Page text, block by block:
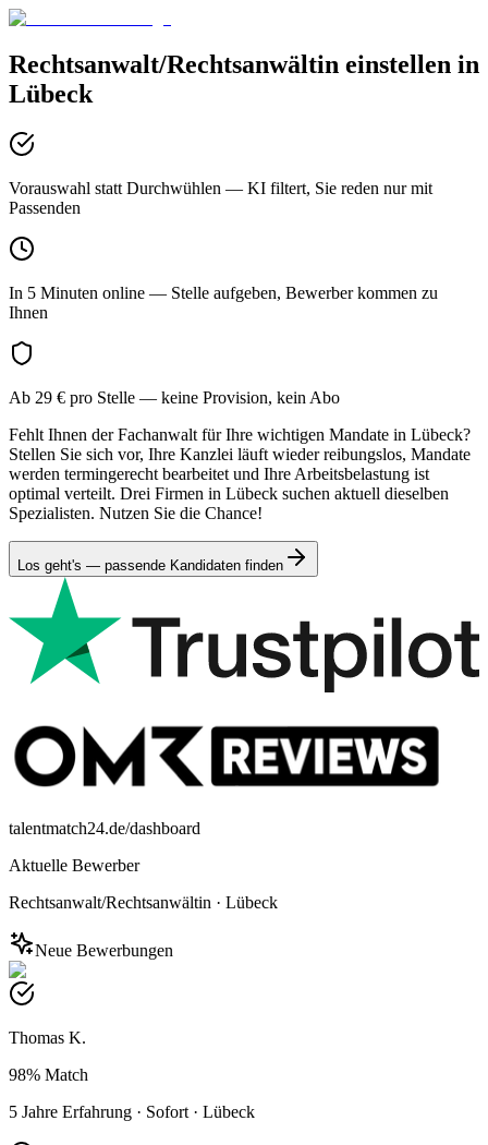
Rechtsanwalt/Rechtsanwältin einstellen in
Lübeck
Vorauswahl statt Durchwühlen — KI filtert, Sie reden nur mit
Passenden
In 5 Minuten online — Stelle aufgeben, Bewerber kommen zu
Ihnen
Ab 29 € pro Stelle — keine Provision, kein Abo
Fehlt Ihnen der Fachanwalt für Ihre wichtigen Mandate in Lübeck?
Stellen Sie sich vor, Ihre Kanzlei läuft wieder reibungslos, Mandate
werden termingerecht bearbeitet und Ihre Arbeitsbelastung ist
optimal verteilt. Drei Firmen in Lübeck suchen aktuell dieselben
Spezialisten. Nutzen Sie die Chance!
Los geht's — passende Kandidaten finden
talentmatch24.de/dashboard
Aktuelle Bewerber
Rechtsanwalt/Rechtsanwältin · Lübeck
Neue Bewerbungen
Thomas K.
98% Match
5 Jahre Erfahrung · Sofort · Lübeck